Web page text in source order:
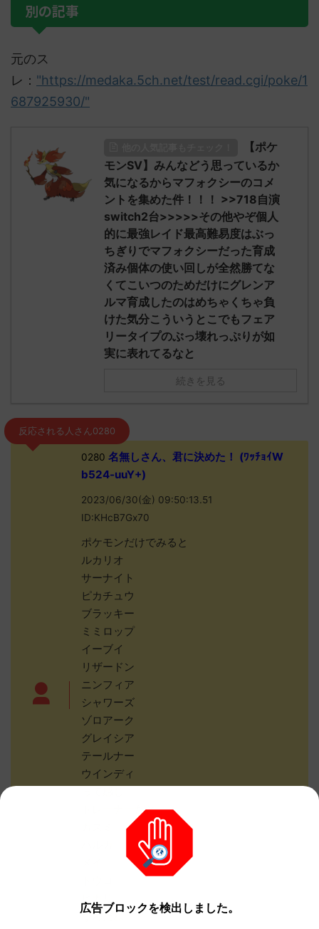
別の記事
元のス
レ： "https://medaka.5ch.net/test/read.cgi/poke/1
687925930/"
【ポケ
モンSV】みんなどう思っているか
気になるからマフォクシーのコメ
ントを集めた件！！！ >>718自演
switch2台>>>>>その他やぞ個人
的に最強レイド最高難易度はぶっ
ちぎりでマフォクシーだった育成
済み個体の使い回しが全然勝てな
くてこいつのためだけにグレンア
ルマ育成したのはめちゃくちゃ負
けた気分こういうとこでもフェア
リータイプのぶっ壊れっぷりが如
実に表れてるなと
続きを見る
反応される人さん0280
0280 名無しさん、君に決めた！ (ﾜｯﾁｮｲW
b524-uuY+)
2023/06/30(金) 09:50:13.51
ID:KHcB7Gx70
ポケモンだけでみると
ルカリオ
サーナイト
ピカチュウ
ブラッキー
ミミロップ
イーブイ
リザードン
ニンフィア
シャワーズ
ゾロアーク
グレイシア
テールナー
ウインディ
トレーナーだと
ヒカリ
なんだね
広告ブロックを検出しました。